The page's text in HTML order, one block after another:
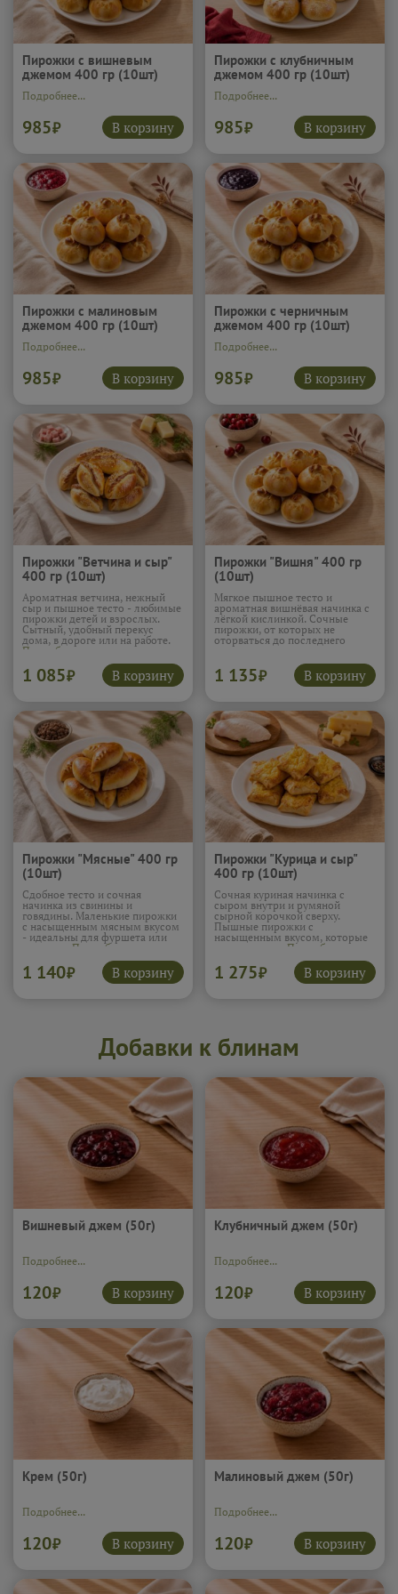
Пирожки с вишневым
джемом 400 гр (10шт)
Подробнее...
985₽ В корзину
Пирожки с клубничным
джемом 400 гр (10шт)
Подробнее...
985₽ В корзину
Пирожки с малиновым
джемом 400 гр (10шт)
Подробнее...
985₽ В корзину
Пирожки с черничным
джемом 400 гр (10шт)
Подробнее...
985₽ В корзину
Пирожки "Ветчина и сыр"
400 гр (10шт)
Ароматная ветчина, нежный
сыр и пышное тесто - любимые
пирожки детей и взрослых.
Сытный, удобный перекус
дома, в дороге или на работе.
Подробнее...
1 085₽ В корзину
Пирожки "Вишня" 400 гр
(10шт)
Мягкое пышное тесто и
ароматная вишнёвая начинка с
лёгкой кислинкой. Сочные
пирожки, от которых не
оторваться до последнего
кусочка.
1 135₽ В корзину
Пирожки "Мясные" 400 гр
(10шт)
Сдобное тесто и сочная
начинка из свинины и
говядины. Маленькие пирожки
с насыщенным мясным вкусом
- идеальны для фуршета или
Подробнее...
1 140₽ В корзину
Пирожки "Курица и сыр"
400 гр (10шт)
Сочная куриная начинка с
сыром внутри и румяной
сырной корочкой сверху.
Пышные пирожки с
насыщенным вкусом, которые
Подробнее...
1 275₽ В корзину
Добавки к блинам
Вишневый джем (50г)
Подробнее...
120₽ В корзину
Клубничный джем (50г)
Подробнее...
120₽ В корзину
Крем (50г)
Подробнее...
120₽ В корзину
Малиновый джем (50г)
Подробнее...
120₽ В корзину